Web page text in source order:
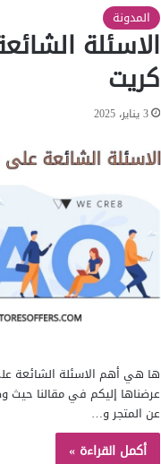
المدونة
الاسئلة
كريت
3 يناير، 2025
ها هي أهم الاسئلة الشائعة
عرضناها إليكم في مقالنا حيث
عن المتجر و…
أكمل القراءة »